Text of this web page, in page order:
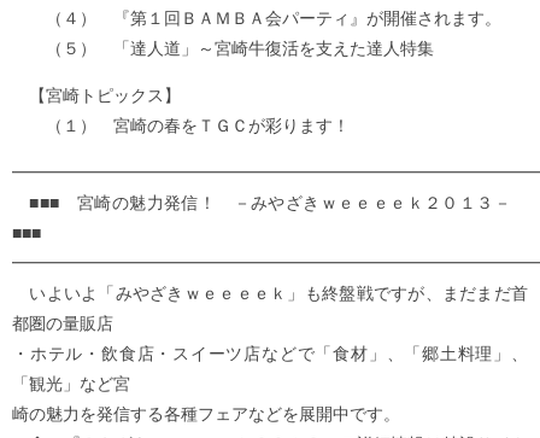
（４） 『第１回ＢＡＭＢＡ会パーティ』が開催されます。
（５） 「達人道」～宮崎牛復活を支えた達人特集
【宮崎トピックス】
（１） 宮崎の春をＴＧＣが彩ります！
■■■ 宮崎の魅力発信！ －みやざきｗｅｅｅｅｋ２０１３－
■■■
いよいよ「みやざきｗｅｅｅｅｋ」も終盤戦ですが、まだまだ首
都圏の量販店
・ホテル・飲食店・スイーツ店などで「食材」、「郷土料理」、
「観光」など宮
崎の魅力を発信する各種フェアなどを展開中です。